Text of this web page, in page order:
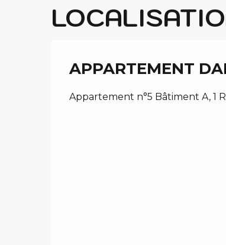
APPARTEMENT
Appartement n°5 Bâtiment A, 1